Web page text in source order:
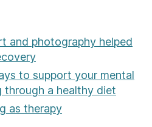
and photography helped
to support your mental
through a healthy diet
as therapy